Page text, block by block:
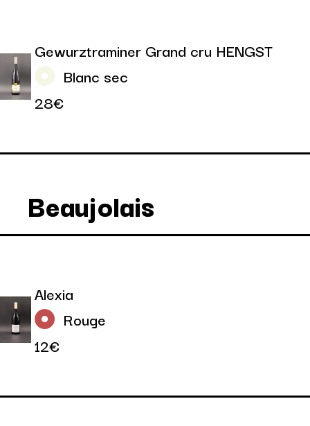
Gewurztraminer Grand cru HENGST
Blanc sec
28€
Beaujolais
Alexia
Rouge
12€